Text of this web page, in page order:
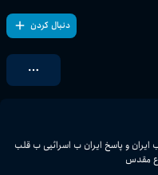
دنبال کردن
حمله اسرائیل ب ایران و پاسخ ایران ب اسرائیی ب قلب